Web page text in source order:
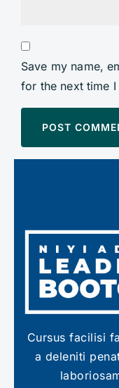
Save my name,
for the next time I
Cursus facilisi
a deleniti